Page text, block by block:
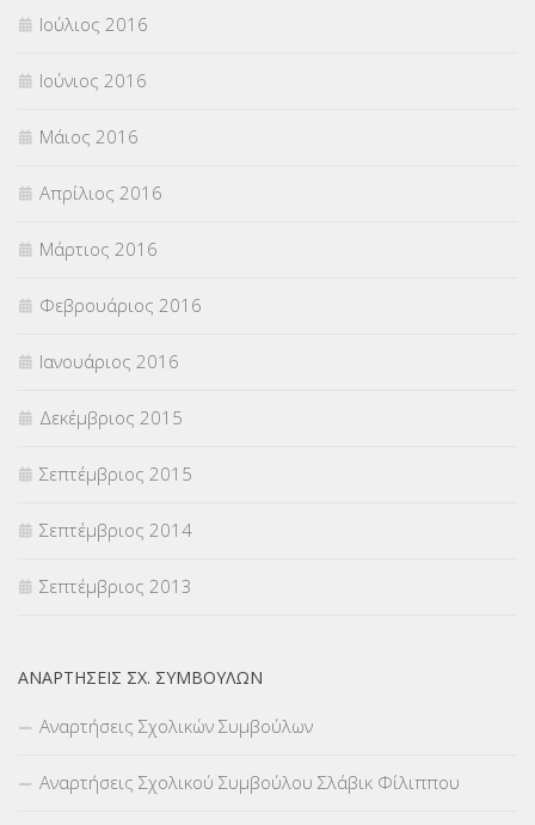
Ιούλιος 2016
Ιούνιος 2016
Μάιος 2016
Απρίλιος 2016
Μάρτιος 2016
Φεβρουάριος 2016
Ιανουάριος 2016
Δεκέμβριος 2015
Σεπτέμβριος 2015
Σεπτέμβριος 2014
Σεπτέμβριος 2013
ΑΝΑΡΤΉΣΕΙΣ ΣΧ. ΣΥΜΒΟΎΛΩΝ
Αναρτήσεις Σχολικών Συμβούλων
Αναρτήσεις Σχολικού Συμβούλου Σλάβικ Φίλιππου